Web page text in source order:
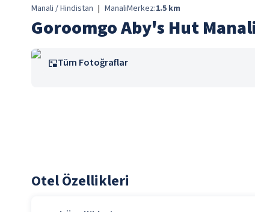
Manali / Hindistan | ManaliMerkez:1.5 km
Goroomgo Aby's Hut
Tüm Fotoğraflar
Otel Özellikleri